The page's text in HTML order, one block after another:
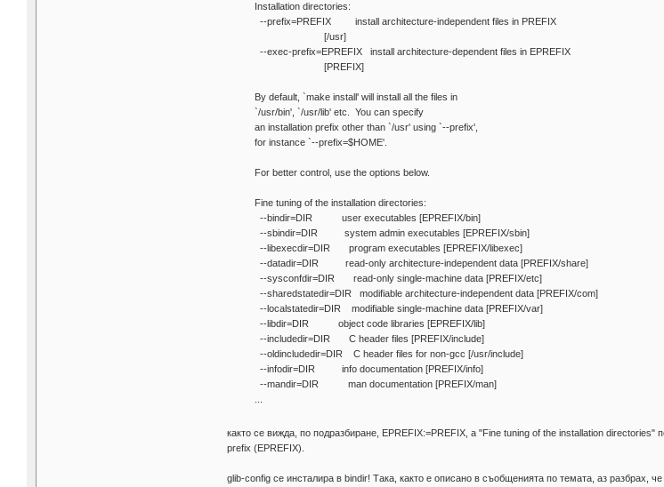
Installation directories:
--prefix=PREFIX install architecture-independent files in PREFIX
[/usr]
--exec-prefix=EPREFIX install architecture-dependent files in EPREFIX
[PREFIX]
By default, `make install' will install all the files in
`/usr/bin', `/usr/lib' etc. You can specify
an installation prefix other than `/usr' using `--prefix',
for instance `--prefix=$HOME'.
For better control, use the options below.
Fine tuning of the installation directories:
--bindir=DIR user executables [EPREFIX/bin]
--sbindir=DIR system admin executables [EPREFIX/sbin]
--libexecdir=DIR program executables [EPREFIX/libexec]
--datadir=DIR read-only architecture-independent data [PREFIX/share]
--sysconfdir=DIR read-only single-machine data [PREFIX/etc]
--sharedstatedir=DIR modifiable architecture-independent data [PREFIX/com]
--localstatedir=DIR modifiable single-machine data [PREFIX/var]
--libdir=DIR object code libraries [EPREFIX/lib]
--includedir=DIR C header files [PREFIX/include]
--oldincludedir=DIR C header files for non-gcc [/usr/include]
--infodir=DIR info documentation [PREFIX/info]
--mandir=DIR man documentation [PREFIX/man]
както се вижда, по подразбиране, EPREFIX:=PREFIX, a "Fine tuning of the installation directories"
prefix (EPREFIX).
glib-config се инсталира в bindir! Така, както е описано в съобщенията по темата, аз разбрах,